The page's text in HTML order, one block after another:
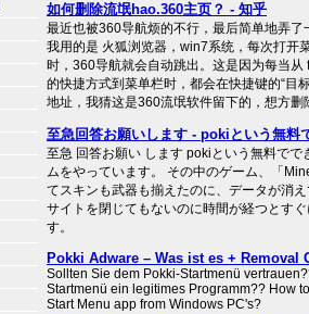
如何删除流氓hao.360主页？ - 知乎
最近也被360导航烦的不行，最后简单地弄了
我用的是 火狐浏览器，win7系统，每次打开
时，360导航就会自动跳出。这是因为每当从
的快捷方式到菜单栏时，都会在快捷键的“目
地址，我猜这是360流氓软件留下的，想方删
至急回答お願いします - pokiという無料
至急 回答お願い します pokiという無料でで
ムをやっています。 その中のゲーム、「
てスキンも武器も揃えたのに、データが消
サイトを閉じてもないのに時間が経つとす
す。
Pokki Adware – Was ist es + Removal
Sollten Sie dem Pokki-Startmenü
Startmenü ein legitimes Programm?? How
Start Menu app from Windows PC's?